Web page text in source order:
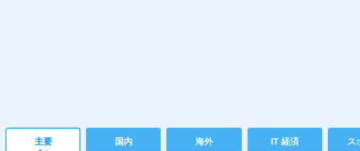
主要 国内 海外 IT 経済 ス